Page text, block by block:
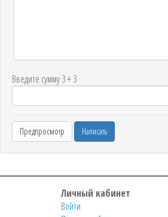
Введите сумму 3 + 3
Личный кабинет
Войти